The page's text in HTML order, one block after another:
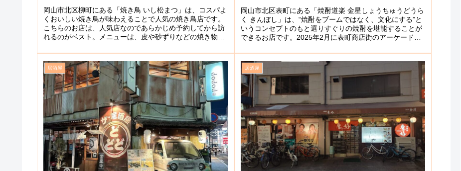
岡山市北区柳町にある「焼き鳥 いし松まつ」は、コスパよ
くおいしい焼き鳥が味わえることで人気の焼き鳥店です。
こちらのお店は、人気店なのであらかじめ予約してから訪
れるのがベスト。メニューは、皮や砂ずりなどの焼き物メ
岡山市北区表町にある「焼酎道楽 金星しょうちゅうどうら
く きんぼし」は、“焼酎をブームではなく、文化にする”と
いうコンセプトのもと選りすぐりの焼酎を堪能することが
できるお店です。2025年2月に表町商店街のアーケード内
居酒屋 居酒屋